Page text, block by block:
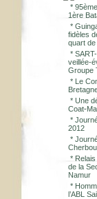
*
1ère
*
fidèles
quart
*
veillée-
Groupe
* Le
* Une
Coat-
*
2012
*
*
de la
Namur
*
l’ABL